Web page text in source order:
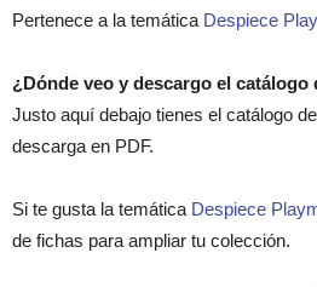
Pertenece a la temática Despiece
¿Dónde veo y descargo el catálogo
Justo aquí debajo tienes el catálogo
descarga en PDF.
Si te gusta la temática Despiece
de fichas para ampliar tu colección.